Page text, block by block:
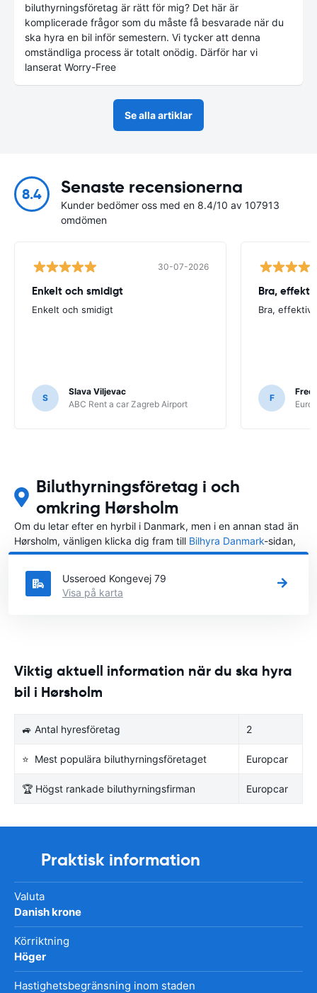
biluthyrningsföretag är rätt för mig? Det här är
komplicerade frågor som du måste få besvarade när du
ska hyra en bil inför semestern. Vi tycker att denna
omständliga process är totalt onödig. Därför har vi
lanserat Worry-Free
Se alla artiklar
8.4 Senaste recensionerna
Kunder bedömer oss med en 8.4/10 av 107913
omdömen
30-07-2026
Enkelt och smidigt
Enkelt och smidigt
S
Slava Viljevac
ABC Rent a car Zagreb Airport
Bra,
Bra, effektiv
F
Biluthyrningsföretag i och
omkring Hørsholm
Om du letar efter en hyrbil i Danmark, men i en annan stad än
Hørsholm, vänligen klicka dig fram till Bilhyra Danmark-sidan,
där du kan välja i vilken stad i Danmark du vill hyra en bil.
Usseroed Kongevej 79
Visa på karta
Viktig aktuell information när du ska hyra
bil i Hørsholm
🚙 Antal hyresföretag 2
⭐ Mest populära biluthyrningsföretaget Europcar
🏆 Högst rankade biluthyrningsfirman Europcar
Praktisk information
Valuta
Danish krone
Körriktning
Höger
Hastighetsbegränsning inom staden